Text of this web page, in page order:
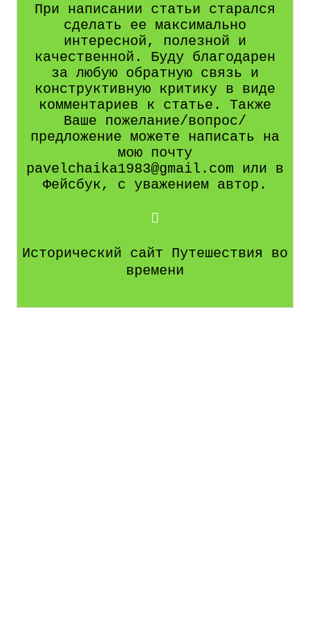
При написании статьи старался
сделать ее максимально
интересной, полезной и
качественной. Буду благодарен
за любую обратную связь и
конструктивную критику в виде
комментариев к статье. Также
Ваше пожелание/вопрос/
предложение можете написать на
мою почту
pavelchaika1983@gmail.com или в
Фейсбук, с уважением автор.
Исторический сайт Путешествия во
времени